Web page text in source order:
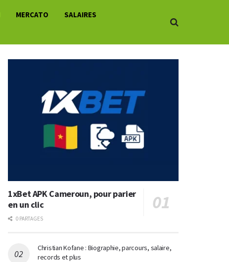
MERCATO
SALAIRES
1xBet APK Cameroun, pour parier
en un clic
0 PARTAGES
Christian Kofane : Biographie, parcours, salaire,
records et plus